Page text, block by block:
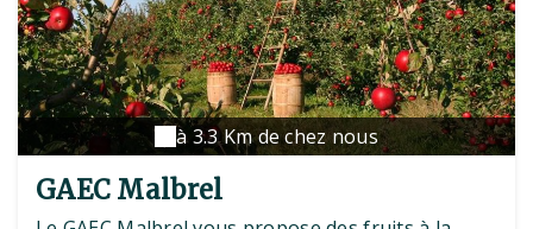
à 3.3 Km de chez nous
GAEC Malbrel